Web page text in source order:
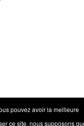
pouvez avoir la meilleure
ce site, nous supposons